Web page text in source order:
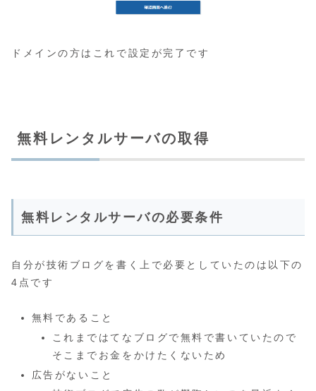
ドメインの方はこれで設定が完了です
無料レンタルサーバの取得
無料レンタルサーバの必要条件
自分が技術ブログを書く上で必要としていたのは以下の
4点です
無料であること
これまではてなブログで無料で書いていたので
そこまでお金をかけたくないため
広告がないこと